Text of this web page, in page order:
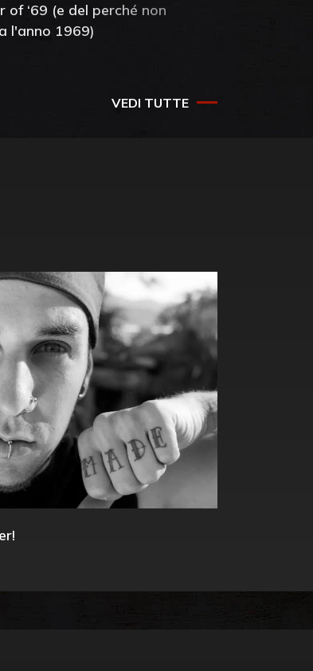
of ‘69 (e del perché non
l'anno 1969)
VEDI TUTTE